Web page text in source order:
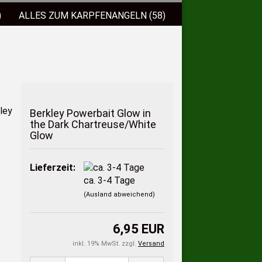
ALLES ZUM KARPFENANGELN (58)
Dope`s
Birnenblei+Wirbel
Olivenblei
ÖFFNUNGSZEITEN
Berkley Powerbait Glow in
the Dark Chartreuse/White
Glow
Lieferzeit:
ca. 3-4 Tage
(Ausland abweichend)
6,95 EUR
inkl. 19% MwSt. zzgl. Versand